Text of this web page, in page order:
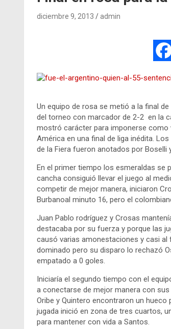
diciembre 9, 2013 admin
Un equipo de rosa se metió a la final
del torneo con marcador de 2-2 en la
mostró carácter para imponerse como
América en una final de liga inédita.
de la Fiera fueron anotados por Boselli
En el primer tiempo los esmeraldas se
cancha consiguió llevar el juego al
competir de mejor manera, iniciaron
Burbanoal minuto 16, pero el
Juan Pablo rodríguez y Crosas
destacaba por su fuerza y porque las
causó varias amonestaciones y casi al
dominado pero su disparo lo rechazó
empatado a 0 goles.
Iniciaría el segundo tiempo con el
a conectarse de mejor manera con
Oribe y Quintero encontraron un
jugada inició en zona de tres cuartos,
para mantener con vida a Santos.